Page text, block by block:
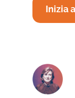
Inizia